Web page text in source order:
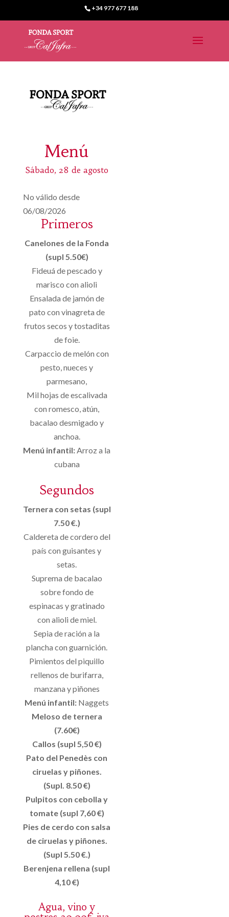
+34 977 677 188
Menú
Sábado, 28 de agosto
No válido desde
06/08/2026
Primeros
Canelones de la Fonda
(supl 5.50€)
Fideuá de pescado y
marisco con alioli
Ensalada de jamón de
pato con vinagreta de
frutos secos y tostaditas
de foie.
Carpaccio de melón con
pesto, nueces y
parmesano,
Mil hojas de escalivada
con romesco, atún,
bacalao desmigado y
anchoa.
Menú infantil:Arroz a la
cubana
Segundos
Ternera con setas (supl
7.50 €.)
Caldereta de cordero del
país con guisantes y
setas.
Suprema de bacalao
sobre fondo de
espinacas y gratinado
con alioli de miel.
Sepia de ración a la
plancha con guarnición.
Pimientos del piquillo
rellenos de burifarra,
manzana y piñones
Menú infantil: Naggets
Meloso de ternera
(7.60€)
Callos (supl 5,50 €)
Pato del Penedès con
ciruelas y piñones.
(Supl. 8.50 €)
Pulpitos con cebolla y
tomate (supl 7,60 €)
Pies de cerdo con salsa
de ciruelas y piñones.
(Supl 5.50 €.)
Berenjena rellena (supl
4,10 €)
Agua, vino y